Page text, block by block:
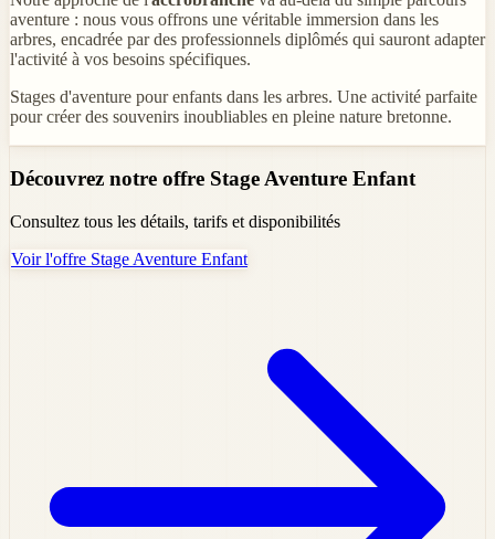
aventure : nous vous offrons une véritable immersion dans les
arbres, encadrée par des professionnels diplômés qui sauront adapter
l'activité à vos besoins spécifiques.
Stages d'aventure pour enfants dans les arbres. Une activité parfaite
pour créer des souvenirs inoubliables en pleine nature bretonne.
Découvrez notre offre Stage Aventure Enfant
Consultez tous les détails, tarifs et disponibilités
Voir l'offre Stage Aventure Enfant